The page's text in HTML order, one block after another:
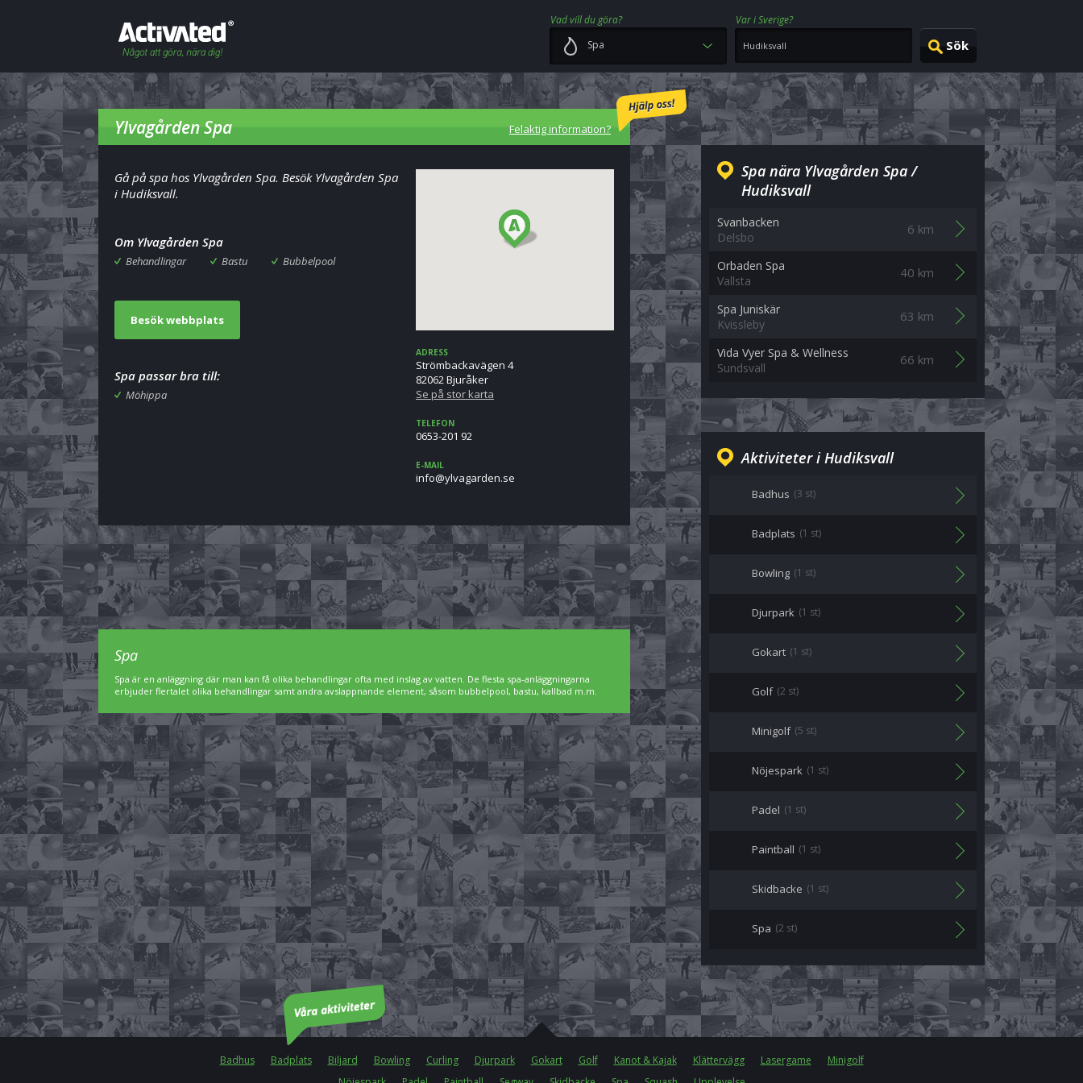
Vad vill du göra?
Var i Sverige?
Spa
Ylvagården Spa Felaktig information?
Gå på spa hos Ylvagården Spa. Besök Ylvagården Spa
i Hudiksvall.
Om Ylvagården Spa
Behandlingar Bastu Bubbelpool
Besök webbplats
Spa passar bra till:
Möhippa
ADRESS
Strömbackavägen 4
82062 Bjuråker
Se på stor karta
TELEFON
0653-201 92
E-MAIL
es.nedragavly@ofni
Spa nära Ylvagården Spa /
Hudiksvall
Svanbacken
Delsbo
6 km
Orbaden Spa
Vallsta
40 km
Spa Juniskär
Kvissleby
63 km
Vida Vyer Spa & Wellness
Sundsvall
66 km
Aktiviteter i Hudiksvall
Badhus (3 st)
Badplats (1 st)
Bowling (1 st)
Djurpark (1 st)
Gokart (1 st)
Golf (2 st)
Minigolf (5 st)
Nöjespark (1 st)
Padel (1 st)
Paintball (1 st)
Skidbacke (1 st)
Spa (2 st)
Spa
Spa är en anläggning där man kan få olika behandlingar ofta med inslag av vatten. De flesta spa-anläggningarna
erbjuder flertalet olika behandlingar samt andra avslappnande element, såsom bubbelpool, bastu, kallbad m.m.
Badhus Badplats Biljard Bowling Curling Djurpark Gokart Golf Kanot & Kajak Klättervägg Lasergame
Minigolf